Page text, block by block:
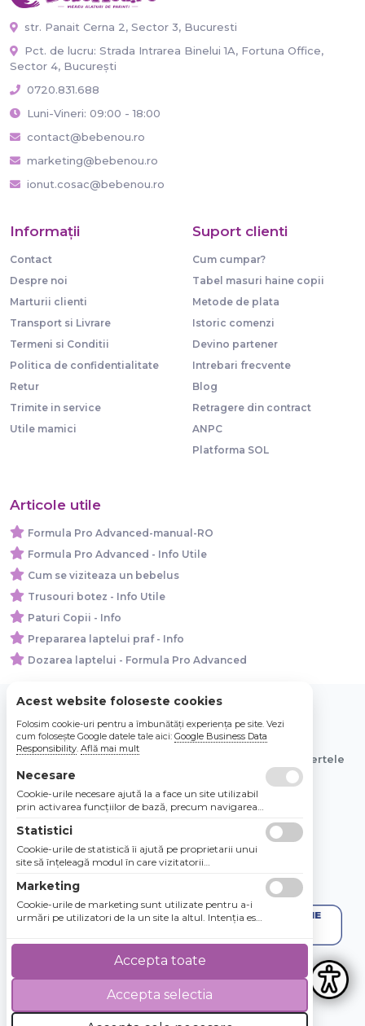
str. Panait Cerna 2, Sector 3, Bucuresti
Pct. de lucru: Strada Intrarea Binelui 1A, Fortuna Office,
Sector 4, București
0720.831.688
Luni-Vineri: 09:00 - 18:00
contact@bebenou.ro
marketing@bebenou.ro
ionut.cosac@bebenou.ro
Informaţii
Contact
Despre noi
Marturii clienti
Transport si Livrare
Termeni si Conditii
Politica de confidentialitate
Retur
Trimite in service
Utile mamici
Suport clienti
Cum cumpar?
Tabel masuri haine copii
Metode de plata
Istoric comenzi
Devino partener
Intrebari frecvente
Blog
Retragere din contract
ANPC
Platforma SOL
Articole utile
Formula Pro Advanced-manual-RO
Formula Pro Advanced - Info Utile
Cum se viziteaza un bebelus
Trusouri botez - Info Utile
Paturi Copii - Info
Prepararea laptelui praf - Info
Dozarea laptelui - Formula Pro Advanced
© 2026 Bebe Nou Online Store SRL
Toate preturile sunt exprimate in lei si includ tva. Ofertele
sunt valabile in limita stocului disponibil.
4.8 / 5 ★★★★★
Acest website foloseste cookies
Folosim cookie-uri pentru a îmbunătăți experiența pe site. Vezi
cum folosește Google datele tale aici: Google Business Data
Responsibility. Află mai mult
Necesare
Cookie-urile necesare ajută la a face un site utilizabil
prin activarea funcţiilor de bază, precum navigarea
Site-ul nu poate funcţiona corespunzător fără aceste
cookie-uri.
Statistici
Cookie-urile de statistică îi ajută pe proprietarii unui
site să înţeleagă modul în care vizitatorii
raportarea informaţiilor în mod anonim.
Marketing
Cookie-urile de marketing sunt utilizate pentru a-i
urmări pe utilizatori de la un site la altul. Intenţia este
utilizatorii individuali, aşadar ele sunt mai valoroase
pentru agenţiile de puiblicitate şi părţile terţe care se
Accepta selectia
Accepta toate